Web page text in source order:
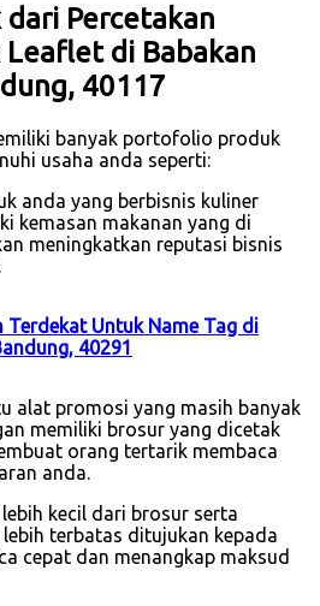
Percetakan
di Babakan
40117
banyak portofolio produk
usaha anda seperti:
anda yang berbisnis kuliner
kemasan makanan yang di
meningkatkan reputasi bisnis
Terdekat Untuk Name Tag di
40291
alat promosi yang masih banyak
memiliki brosur yang dicetak
orang tertarik membaca
anda.
kecil dari brosur serta
terbatas ditujukan kepada
cepat dan menangkap maksud